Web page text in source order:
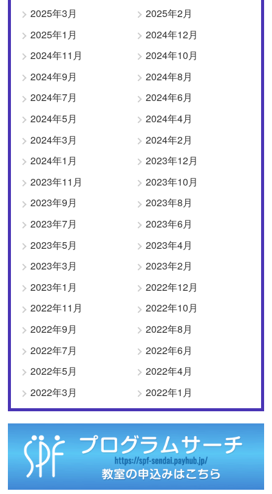
2025年3月
2025年2月
2025年1月
2024年12月
2024年11月
2024年10月
2024年9月
2024年8月
2024年7月
2024年6月
2024年5月
2024年4月
2024年3月
2024年2月
2024年1月
2023年12月
2023年11月
2023年10月
2023年9月
2023年8月
2023年7月
2023年6月
2023年5月
2023年4月
2023年3月
2023年2月
2023年1月
2022年12月
2022年11月
2022年10月
2022年9月
2022年8月
2022年7月
2022年6月
2022年5月
2022年4月
2022年3月
2022年1月